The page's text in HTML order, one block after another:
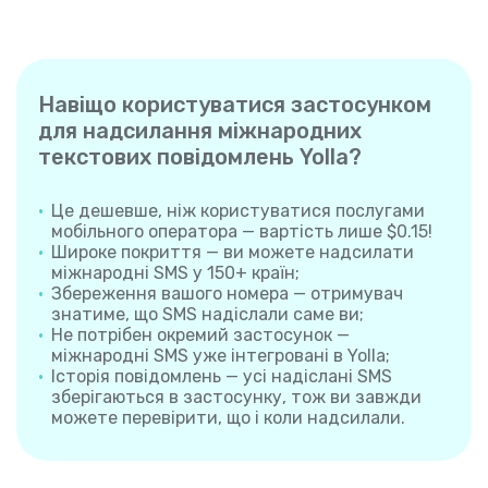
Навіщо користуватися застосунком
для надсилання міжнародних
текстових повідомлень Yolla?
Це дешевше, ніж користуватися послугами
мобільного оператора — вартість лише $0.15!
Широке покриття — ви можете надсилати
міжнародні SMS у 150+ країн;
Збереження вашого номера — отримувач
знатиме, що SMS надіслали саме ви;
Не потрібен окремий застосунок —
міжнародні SMS уже інтегровані в Yolla;
Історія повідомлень — усі надіслані SMS
зберігаються в застосунку, тож ви завжди
можете перевірити, що і коли надсилали.